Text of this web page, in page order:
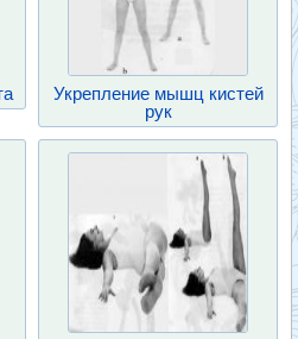
Укрепление мышц кистей
рук